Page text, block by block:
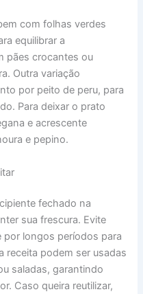
com folhas verdes
equilibrar a
pães crocantes ou
Outra variação
por peito de peru, para
Para deixar o prato
e acrescente
e pepino.
fechado na
sua frescura. Evite
por longos períodos para
receita podem ser usadas
saladas, garantindo
Caso queira reutilizar,